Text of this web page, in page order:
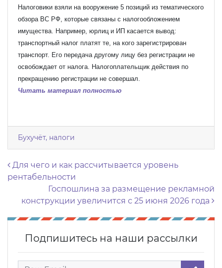
Налоговики взяли на вооружение 5 позиций из тематического
обзора ВС РФ, которые связаны с налогообложением
имущества. Например, юрлиц и ИП касается вывод:
транспортный налог платят те, на кого зарегистрирован
транспорт. Его передача другому лицу без регистрации не
освобождает от налога. Налогоплательщик действия по
прекращению регистрации не совершал.
Читать материал полностью
Бухучёт, налоги
Навигация по записям
Для чего и как рассчитывается уровень
рентабельности
Госпошлина за размещение рекламной
конструкции увеличится с 25 июня 2026 года
Подпишитесь на наши рассылки